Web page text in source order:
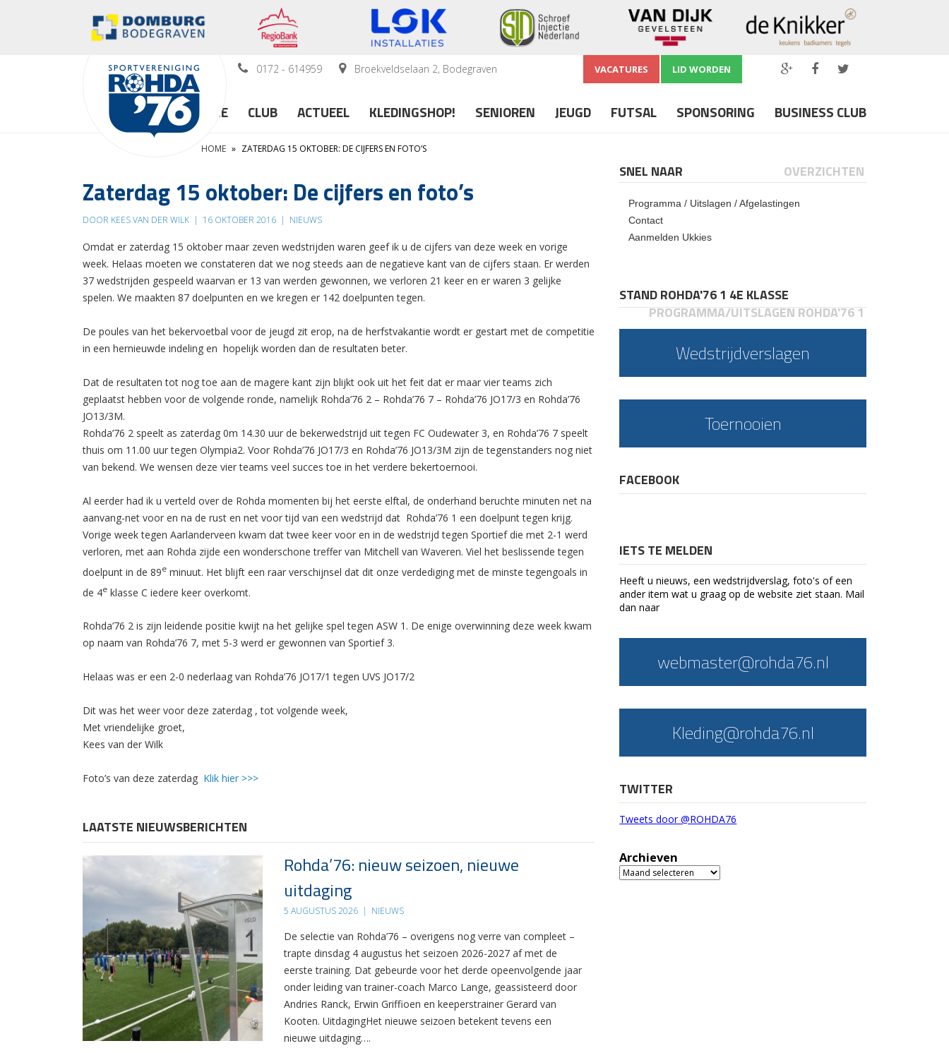
0172 - 614959 Broekveldselaan 2, Bodegraven VACATURES LID WORDEN
HOME CLUB ACTUEEL KLEDINGSHOP! SENIOREN JEUGD FUTSAL SPONSORING BUSINESS CLUB
HOME » ZATERDAG 15 OKTOBER: DE CIJFERS EN FOTO’S
Zaterdag 15 oktober: De cijfers en foto’s
DOOR KEES VAN DER WILK | 16 OKTOBER 2016 | NIEUWS
Omdat er zaterdag 15 oktober maar zeven wedstrijden waren geef ik u de cijfers van deze week en vorige
week. Helaas moeten we constateren dat we nog steeds aan de negatieve kant van de cijfers staan. Er werden
37 wedstrijden gespeeld waarvan er 13 van werden gewonnen, we verloren 21 keer en er waren 3 gelijke
spelen. We maakten 87 doelpunten en we kregen er 142 doelpunten tegen.
De poules van het bekervoetbal voor de jeugd zit erop, na de herfstvakantie wordt er gestart met de competitie
in een hernieuwde indeling en hopelijk worden dan de resultaten beter.
Dat de resultaten tot nog toe aan de magere kant zijn blijkt ook uit het feit dat er maar vier teams zich
geplaatst hebben voor de volgende ronde, namelijk Rohda’76 2 – Rohda’76 7 – Rohda’76 JO17/3 en Rohda’76
JO13/3M.
Rohda’76 2 speelt as zaterdag 0m 14.30 uur de bekerwedstrijd uit tegen FC Oudewater 3, en Rohda’76 7 speelt
thuis om 11.00 uur tegen Olympia2. Voor Rohda’76 JO17/3 en Rohda’76 JO13/3M zijn de tegenstanders nog niet
van bekend. We wensen deze vier teams veel succes toe in het verdere bekertoernooi.
Al eerder had ik u verteld over de Rohda momenten bij het eerste elftal, de onderhand beruchte minuten net na
aanvang-net voor en na de rust en net voor tijd van een wedstrijd dat Rohda’76 1 een doelpunt tegen krijg.
Vorige week tegen Aarlanderveen kwam dat twee keer voor en in de wedstrijd tegen Sportief die met 2-1 werd
verloren, met aan Rohda zijde een wonderschone treffer van Mitchell van Waveren. Viel het beslissende tegen
doelpunt in de 89e minuut. Het blijft een raar verschijnsel dat dit onze verdediging met de minste tegengoals in
de 4e klasse C iedere keer overkomt.
Rohda’76 2 is zijn leidende positie kwijt na het gelijke spel tegen ASW 1. De enige overwinning deze week kwam
op naam van Rohda’76 7, met 5-3 werd er gewonnen van Sportief 3.
Helaas was er een 2-0 nederlaag van Rohda’76 JO17/1 tegen UVS JO17/2
Dit was het weer voor deze zaterdag , tot volgende week,
Met vriendelijke groet,
Kees van der Wilk
Foto’s van deze zaterdag Klik hier >>>
LAATSTE NIEUWSBERICHTEN
Rohda’76: nieuw seizoen, nieuwe
uitdaging
5 AUGUSTUS 2026 | NIEUWS
De selectie van Rohda’76 – overigens nog verre van compleet –
trapte dinsdag 4 augustus het seizoen 2026-2027 af met de
eerste training. Dat gebeurde voor het derde opeenvolgende jaar
onder leiding van trainer-coach Marco Lange, geassisteerd door
Andries Ranck, Erwin Griffioen en keeperstrainer Gerard van
Kooten. UitdagingHet nieuwe seizoen betekent tevens een
nieuwe uitdaging….
SNEL NAAR OVERZICHTEN
Programma / Uitslagen / Afgelastingen
Contact
Aanmelden Ukkies
STAND ROHDA'76 1 4E KLASSE
PROGRAMMA/UITSLAGEN ROHDA'76 1
Wedstrijdverslagen
Toernooien
FACEBOOK
IETS TE MELDEN
Heeft u nieuws, een wedstrijdverslag, foto's of een
ander item wat u graag op de website ziet staan. Mail
dan naar
webmaster@rohda76.nl
Kleding@rohda76.nl
TWITTER
Tweets door @ROHDA76
Archieven
Archieven